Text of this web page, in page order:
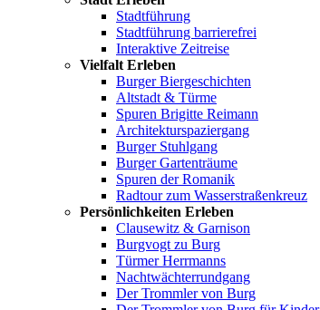
Stadtführung
Stadtführung barrierefrei
Interaktive Zeitreise
Vielfalt Erleben
Burger Biergeschichten
Altstadt & Türme
Spuren Brigitte Reimann
Architekturspaziergang
Burger Stuhlgang
Burger Gartenträume
Spuren der Romanik
Radtour zum Wasserstraßenkreuz
Persönlichkeiten Erleben
Clausewitz & Garnison
Burgvogt zu Burg
Türmer Herrmanns
Nachtwächterrundgang
Der Trommler von Burg